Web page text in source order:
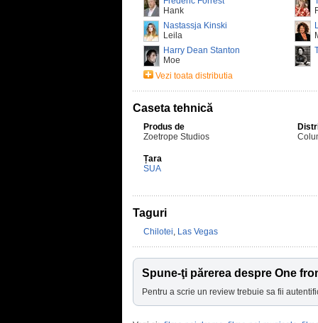
Hank
Nastassja Kinski
Leila
Harry Dean Stanton
Moe
Vezi toata distributia
Caseta tehnică
Produs de
Zoetrope Studios
Țara
SUA
Taguri
Chilotei, Las Vegas
Spune-ţi părerea despre One
Pentru a scrie un review trebuie sa fii